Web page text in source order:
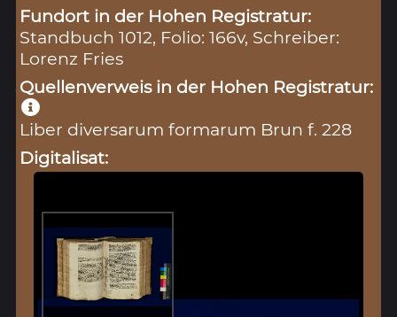
Fundort in der Hohen Registratur:
Standbuch 1012, Folio: 166v, Schreiber:
Lorenz Fries
Quellenverweis in der Hohen Registratur:
Liber diversarum formarum Brun f. 228
Digitalisat: